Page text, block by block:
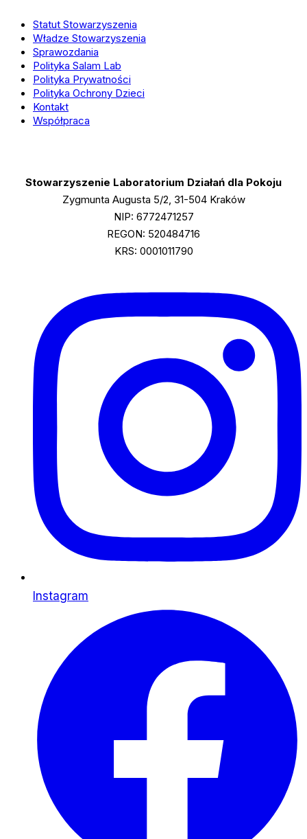
Statut Stowarzyszenia
Władze Stowarzyszenia
Sprawozdania
Polityka Salam Lab
Polityka Prywatności
Polityka Ochrony Dzieci
Kontakt
Współpraca
Stowarzyszenie Laboratorium Działań dla Pokoju
Zygmunta Augusta 5/2, 31-504 Kraków
NIP: 6772471257
REGON: 520484716
KRS: 0001011790
Instagram